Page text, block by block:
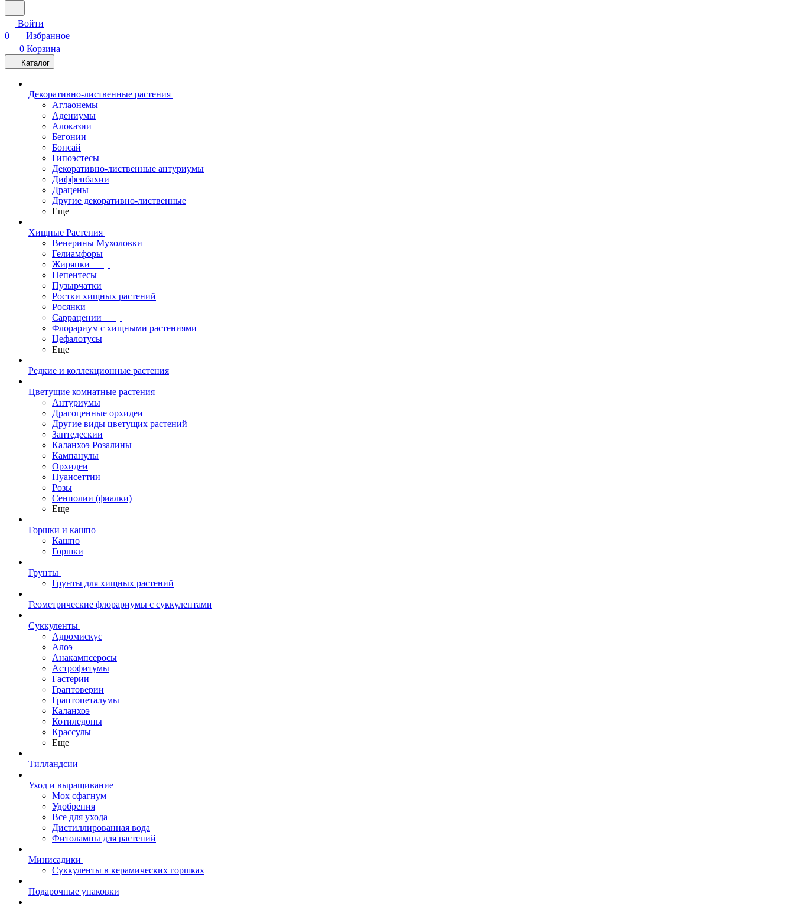
Войти
0
Избранное
0 Корзина
Каталог
Декоративно-лиственные растения
Аглаонемы
Адениумы
Алоказии
Бегонии
Бонсай
Гипоэстесы
Декоративно-лиственные антуриумы
Диффенбахии
Драцены
Другие декоративно-лиственные
Еще
Хищные Растения
Венерины Мухоловки
Гелиамфоры
Жирянки
Непентесы
Пузырчатки
Ростки хищных растений
Росянки
Саррацении
Флорариум с хищными растениями
Цефалотусы
Еще
Редкие и коллекционные растения
Цветущие комнатные растения
Антуриумы
Драгоценные орхидеи
Другие виды цветущих растений
Зантедескии
Каланхоэ Розалины
Кампанулы
Орхидеи
Пуансеттии
Розы
Сенполии (фиалки)
Еще
Горшки и кашпо
Кашпо
Горшки
Грунты
Грунты для хищных растений
Геометрические флорариумы с суккулентами
Суккуленты
Адромискус
Алоэ
Анакампсеросы
Астрофитумы
Гастерии
Граптоверии
Граптопеталумы
Каланхоэ
Котиледоны
Крассулы
Еще
Тилландсии
Уход и выращивание
Мох сфагнум
Удобрения
Все для ухода
Дистиллированная вода
Фитолампы для растений
Минисадики
Суккуленты в керамических горшках
Подарочные упаковки